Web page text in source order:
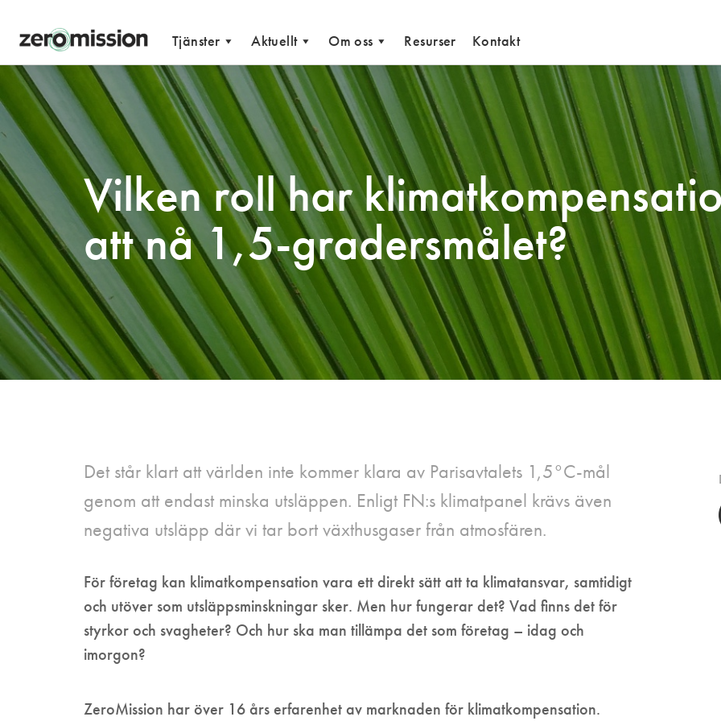
Zeromission Tjänster Aktuellt Om oss Resurser Kontakt
Vilken roll har
att nå 1,5-gradersmålet?
Det står klart att världen inte kommer klara av Parisavtalets 1,5°C-mål
genom att endast minska utsläppen. Enligt FN:s klimatpanel krävs även
negativa utsläpp där vi tar bort växthusgaser från atmosfären.
För företag kan klimatkompensation vara ett direkt sätt att ta klimatansvar, samtidigt
och utöver som utsläppsminskningar sker. Men hur fungerar det? Vad finns det för
styrkor och svagheter? Och hur ska man tillämpa det som företag – idag och
imorgon?
ZeroMission har över 16 års erfarenhet av marknaden för klimatkompensation.